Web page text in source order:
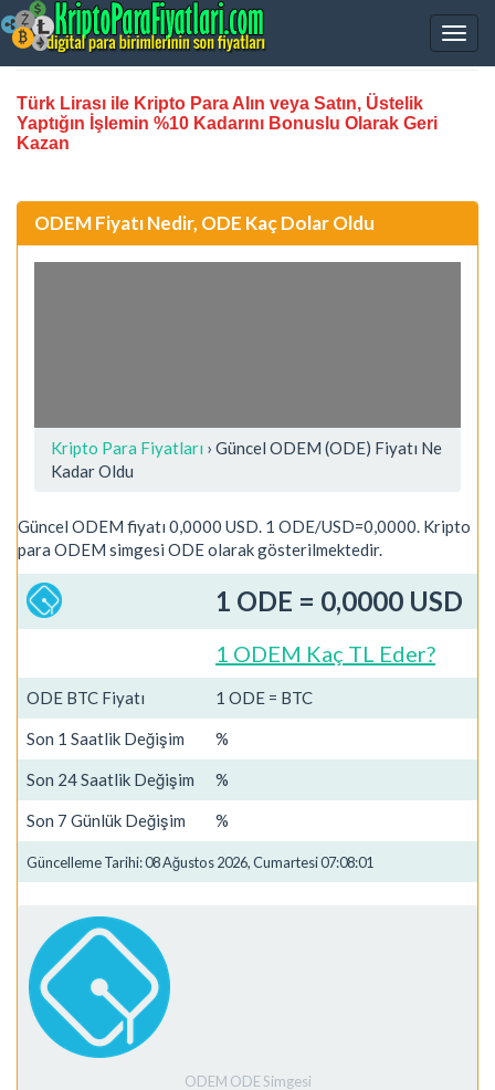
Türk Lirası ile Kripto Para Alın veya Satın, Üstelik
Yaptığın İşlemin %10 Kadarını Bonuslu Olarak Geri
Kazan
ODEM Fiyatı Nedir, ODE Kaç Dolar Oldu
Kripto Para Fiyatları › Güncel ODEM (ODE) Fiyatı Ne
Kadar Oldu
Güncel ODEM fiyatı 0,0000 USD. 1 ODE/USD=0,0000. Kripto
para ODEM simgesi ODE olarak gösterilmektedir.
1 ODE = 0,0000 USD
1 ODEM Kaç TL Eder?
ODE BTC Fiyatı 1 ODE = BTC
Son 1 Saatlik Değişim %
Son 24 Saatlik Değişim %
Son 7 Günlük Değişim %
Güncelleme Tarihi: 08 Ağustos 2026, Cumartesi 07:08:01
ODEM ODE Simgesi